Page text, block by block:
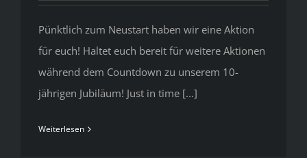
Pünktlich zum Neustart haben wir eine Aktion
für euch! Haltet euch bereit für weitere Aktionen
während dem Countdown zu unserem 10-
jährigen Jubiläum! Just in time [...]
Weiterlesen